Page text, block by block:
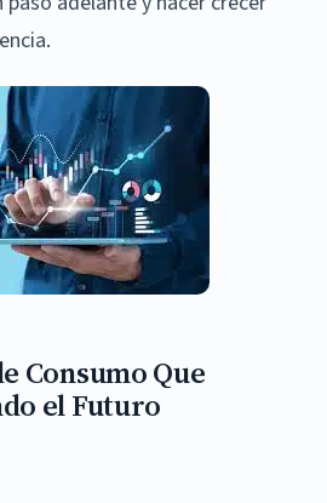
Consumo Que
el Futuro